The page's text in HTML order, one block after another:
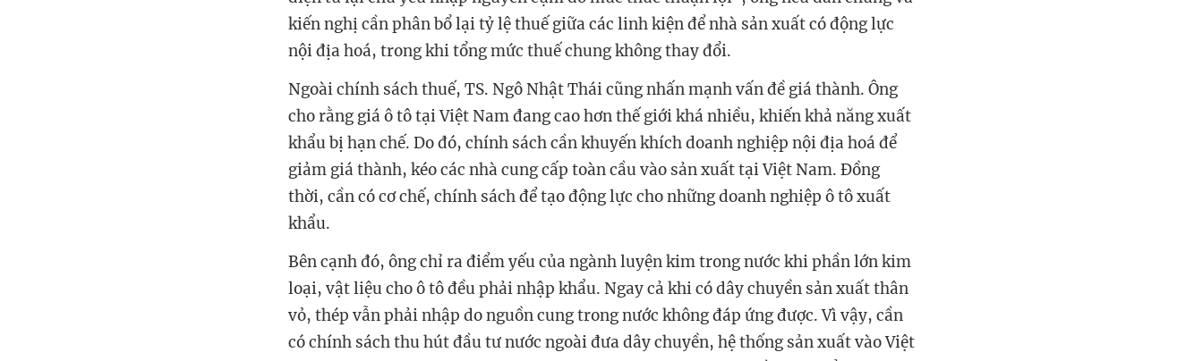
kiến nghị cần phân bổ lại tỷ lệ thuế giữa các linh kiện để nhà sản xuất có động lực
nội địa hoá, trong khi tổng mức thuế chung không thay đổi.
Ngoài chính sách thuế, TS. Ngô Nhật Thái cũng nhấn mạnh vấn đề giá thành. Ông
cho rằng giá ô tô tại Việt Nam đang cao hơn thế giới khá nhiều, khiến khả năng xuất
khẩu bị hạn chế. Do đó, chính sách cần khuyến khích doanh nghiệp nội địa hoá để
giảm giá thành, kéo các nhà cung cấp toàn cầu vào sản xuất tại Việt Nam. Đồng
thời, cần có cơ chế, chính sách để tạo động lực cho những doanh nghiệp ô tô xuất
khẩu.
Bên cạnh đó, ông chỉ ra điểm yếu của ngành luyện kim trong nước khi phần lớn kim
loại, vật liệu cho ô tô đều phải nhập khẩu. Ngay cả khi có dây chuyền sản xuất thân
vỏ, thép vẫn phải nhập do nguồn cung trong nước không đáp ứng được. Vì vậy, cần
có chính sách thu hút đầu tư nước ngoài đưa dây chuyền, hệ thống sản xuất vào Việt